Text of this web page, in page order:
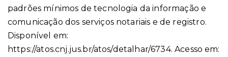
padrões mínimos de tecnologia da informação e
comunicação dos serviços notariais e de registro.
Disponível em:
https://atos.cnj.jus.br/atos/detalhar/6734. Acesso em: